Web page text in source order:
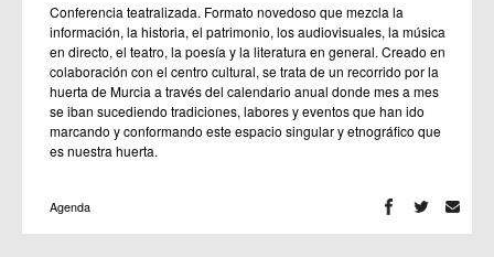
Conferencia teatralizada. Formato novedoso que mezcla la
información, la historia, el patrimonio, los audiovisuales, la música
en directo, el teatro, la poesía y la literatura en general. Creado en
colaboración con el centro cultural, se trata de un recorrido por la
huerta de Murcia a través del calendario anual donde mes a mes
se iban sucediendo tradiciones, labores y eventos que han ido
marcando y conformando este espacio singular y etnográfico que
es nuestra huerta.
Agenda